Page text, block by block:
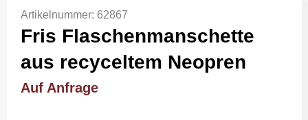
Artikelnummer: 62867
Fris Flaschenmanschette
aus recyceltem Neopren
Auf Anfrage